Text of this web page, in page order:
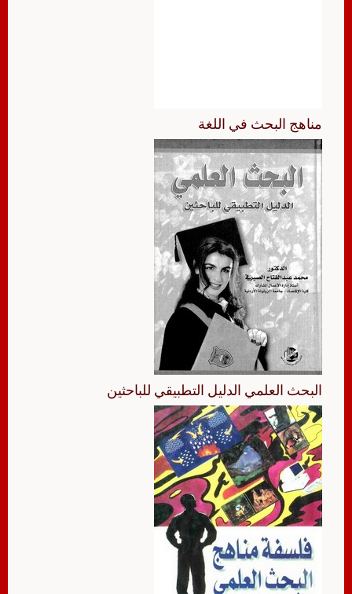
مناهج البحث في اللغة
البحث العلمي الدليل التطبيقي للباحثين